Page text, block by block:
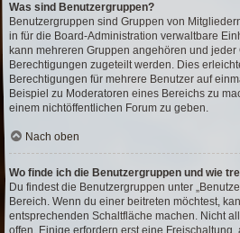
Was sind Benutzergruppen?
Benutzergruppen sind Gruppen von
in für die Board-Administration verwaltbare
kann mehreren Gruppen angehören und jeder
Berechtigungen zugeteilt werden. Dies
Berechtigungen für mehrere Benutzer auf
Beispiel zu Moderatoren eines Bereichs zu
einem nichtöffentlichen Forum zu geben.
Nach oben
Wo finde ich die Benutzergruppen und wie
Du findest die Benutzergruppen unter
Bereich. Wenn du einer beitreten möchtest,
entsprechenden Schaltfläche machen. Nicht
offen. Einige erfordern erst eine